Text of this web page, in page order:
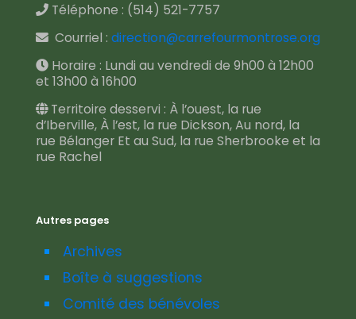
Téléphone : (514) 521-7757
Courriel : direction@carrefourmontrose.org
Horaire : Lundi au vendredi de 9h00 à 12h00
et 13h00 à 16h00
Territoire desservi : À l’ouest, la rue
d’Iberville, À l’est, la rue Dickson, Au nord, la
rue Bélanger Et au Sud, la rue Sherbrooke et la
rue Rachel
Autres pages
Archives
Boîte à suggestions
Comité des bénévoles